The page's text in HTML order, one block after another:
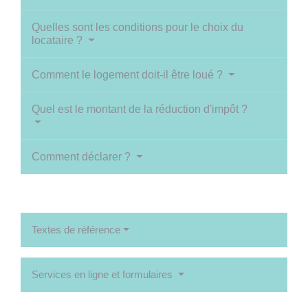
Quelles sont les conditions pour le choix du
locataire ?
Comment le logement doit-il être loué ?
Quel est le montant de la réduction d'impôt ?
Comment déclarer ?
Textes de référence
Services en ligne et formulaires